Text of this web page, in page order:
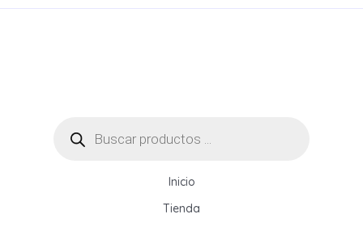
productos
Inicio
Tienda